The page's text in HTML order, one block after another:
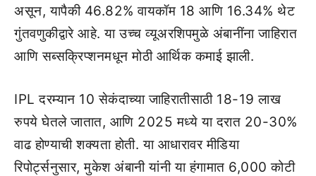
असून, यापैकी 46.82% वायकॉम 18 आणि 16.34% थेट
गुंतवणुकीद्वारे आहे. या उच्च व्यूअरशिपमुळे अंबानींना जाहिरात
आणि सब्सक्रिप्शनमधून मोठी आर्थिक कमाई झाली.
IPL दरम्यान 10 सेकंदाच्या जाहिरातीसाठी 18-19 लाख
रुपये घेतले जातात, आणि 2025 मध्ये या दरात 20-30%
वाढ होण्याची शक्यता होती. या आधारावर मीडिया
रिपोर्ट्सनुसार, मुकेश अंबानी यांनी या हंगामात 6,000 कोटी